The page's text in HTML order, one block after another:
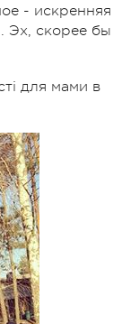
- искренняя
Эх, скорее бы
для мами в